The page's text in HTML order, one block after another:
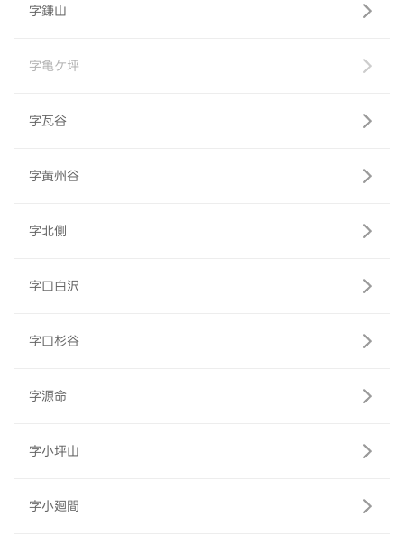
字鎌山
字亀ケ坪
字瓦谷
字黄州谷
字北側
字口白沢
字口杉谷
字源命
字小坪山
字小廻間